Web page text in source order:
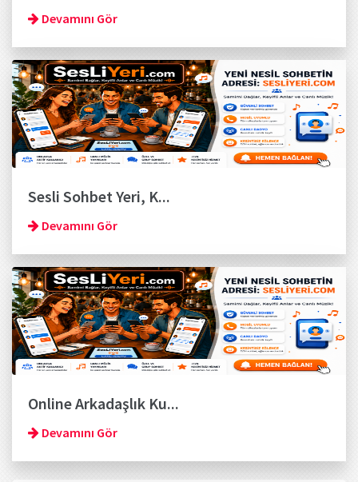
Devamını Gör
Sesli Sohbet Yeri, K...
Devamını Gör
Online Arkadaşlık Ku...
Devamını Gör